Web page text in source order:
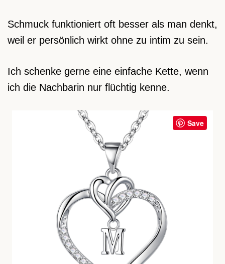
Schmuck funktioniert oft besser als man denkt,
weil er persönlich wirkt ohne zu intim zu sein.
Ich schenke gerne eine einfache Kette, wenn
ich die Nachbarin nur flüchtig kenne.
Save